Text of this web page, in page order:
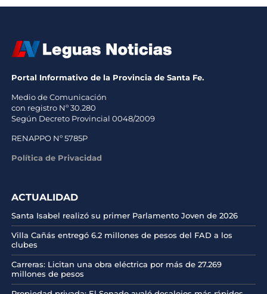
Portal Informativo de la Provincia de Santa Fe.
Medio de Comunicación
con registro Nº 30.280
Según Decreto Provincial 0048/2009
RENAPPO Nº 5785P
Política de Privacidad
ACTUALIDAD
Santa Isabel realizó su primer Parlamento Joven de 2026
Villa Cañás entregó 6.2 millones de pesos del FAD a los
clubes
Carreras: Licitan una obra eléctrica por más de 27.269
millones de pesos